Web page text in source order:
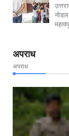
नोडल
अपराध
अपराध